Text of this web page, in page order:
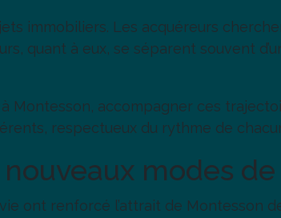
immobiliers. Les acquéreurs
quant à eux, se séparent souvent
Montesson, accompagner ces
respectueux du rythme de
modes
ont renforcé l’attrait de